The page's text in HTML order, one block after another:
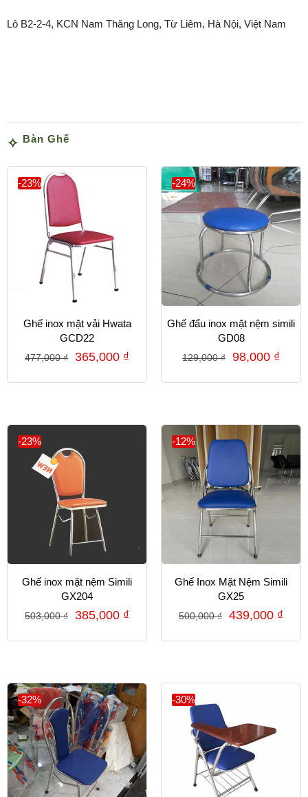
Lô B2-2-4, KCN Nam Thăng Long, Từ Liêm, Hà Nội, Việt Nam
Bàn Ghế
-23%
Ghế inox mặt vải Hwata
GCD22
477,000₫ 365,000 ₫
-24%
Ghế đẩu inox mặt nệm simili
GD08
129,000₫ 98,000 ₫
-23%
Ghế inox mặt nệm Simili
GX204
503,000₫ 385,000 ₫
-12%
Ghế Inox Mặt Nệm Simili
GX25
500,000₫ 439,000 ₫
-32% -30%